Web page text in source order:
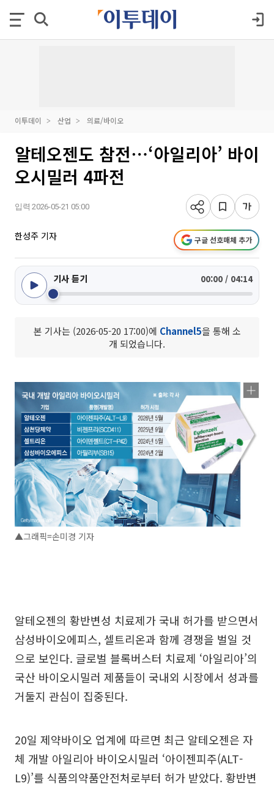
이투데이 산업 의료/바이오
알테오젠도 참전⋯‘아일리아’ 바이
오시밀러 4파전
입력 2026-05-21 05:00
한성주 기자 구글 선호매체 추가
기사 듣기 00:00 / 04:14
본 기사는 (2026-05-20 17:00)에 Channel5을 통해 소
개 되었습니다.
▲그래픽=손미경 기자
알테오젠의 황반변성 치료제가 국내 허가를 받으면서
삼성바이오에피스, 셀트리온과 함께 경쟁을 벌일 것
으로 보인다. 글로벌 블록버스터 치료제 ‘아일리아’의
국산 바이오시밀러 제품들이 국내외 시장에서 성과를
거둘지 관심이 집중된다.
20일 제약바이오 업계에 따르면 최근 알테오젠은 자
체 개발 아일리아 바이오시밀러 ‘아이젠피주(ALT-
L9)’를 식품의약품안전처로부터 허가 받았다. 황반변